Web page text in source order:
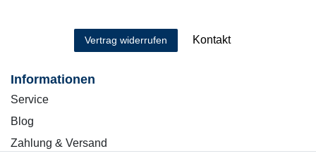
Vertrag widerrufen Kontakt
Informationen
Service
Blog
Zahlung & Versand